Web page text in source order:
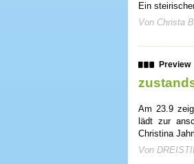
Ein
Von Christa
Preview
Am 23.9
lädt zur
Christina
Von